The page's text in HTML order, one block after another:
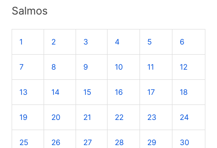
Salmos
1 2 3 4 5 6
7 8 9 10 11 12
13 14 15 16 17 18
19 20 21 22 23 24
25 26 27 28 29 30